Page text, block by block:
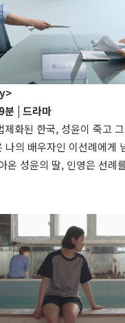
분 | 드라마
제화된 한국, 성윤이 죽고
나의 배우자인 이선례에게
온 성윤의 딸, 인영은 선례